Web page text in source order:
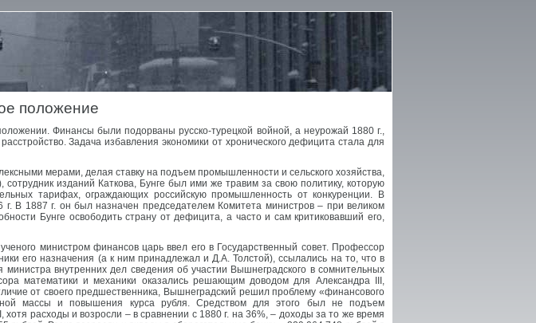
положение
Финансы были подорваны русско-турецкой войной, а неурожай 1880 г.,
Задача избавления экономики от хронического дефицита стала для
мерами, делая ставку на подъем промышленности и сельского хозяйства,
изданий Каткова, Бунге был ими же травим за свою политику, которую
тарифах, ограждающих российскую промышленность от конкуренции. В
В 1887 г. он был назначен председателем Комитета министров – при великом
Бунге освободить страну от дефицита, а часто и сам критиковавший его,
министром финансов царь ввел его в Государственный совет. Профессор
его назначения (а к ним принадлежал и Д.А. Толстой), ссылались на то, что в
внутренних дел сведения об участии Вышнеградского в сомнительных
математики и механики оказались решающим доводом для Александра III,
от своего предшественника, Вышнеградский решил проблему «финансового
массы и повышения курса рубля. Средством для этого был не подъем
расходы и возросли – в сравнении с 1880 г. на 36%, – доходы за то же время